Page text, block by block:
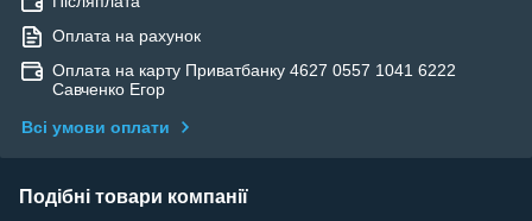
Оплата на рахунок
Оплата на карту Приватбанку 4627 0557 1041 6222
Савченко Егор
Всі умови оплати
Подібні товари компанії